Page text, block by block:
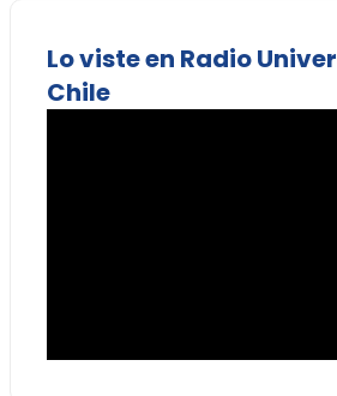
Lo viste en Radio
Chile